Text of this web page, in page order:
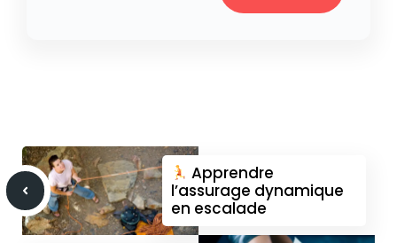
Apprendre
l’assurage dynamique
en escalade